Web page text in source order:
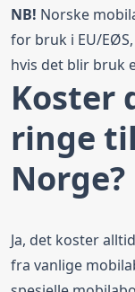
NB! Norske
for bruk i EU/
hvis det blir bruk
Koster
ringe
Norge?
Ja, det koster
fra vanlige